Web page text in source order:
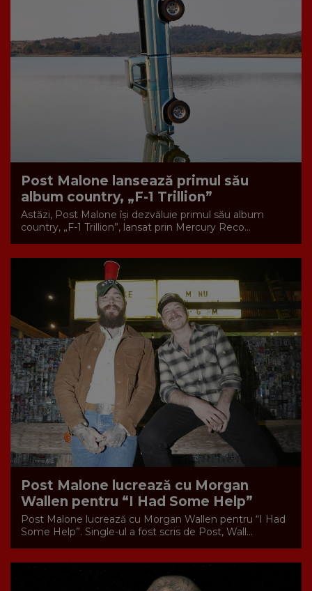
Post Malone lansează primul său
album country, „F-1 Trillion”
Astăzi, Post Malone își dezvăluie primul său album
country, „F-1 Trillion”, lansat prin Mercury Reco...
Post Malone lucrează cu Morgan
Wallen pentru “I Had Some Help”
Post Malone lucrează cu Morgan Wallen pentru “I Had
Some Help”. Single-ul a fost scris de Post, Wall...